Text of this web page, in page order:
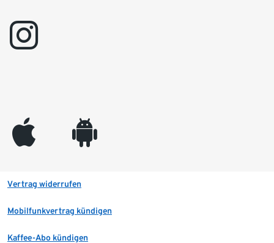
instagram
appleinc android
Vertrag widerrufen
Mobilfunkvertrag kündigen
Kaffee-Abo kündigen